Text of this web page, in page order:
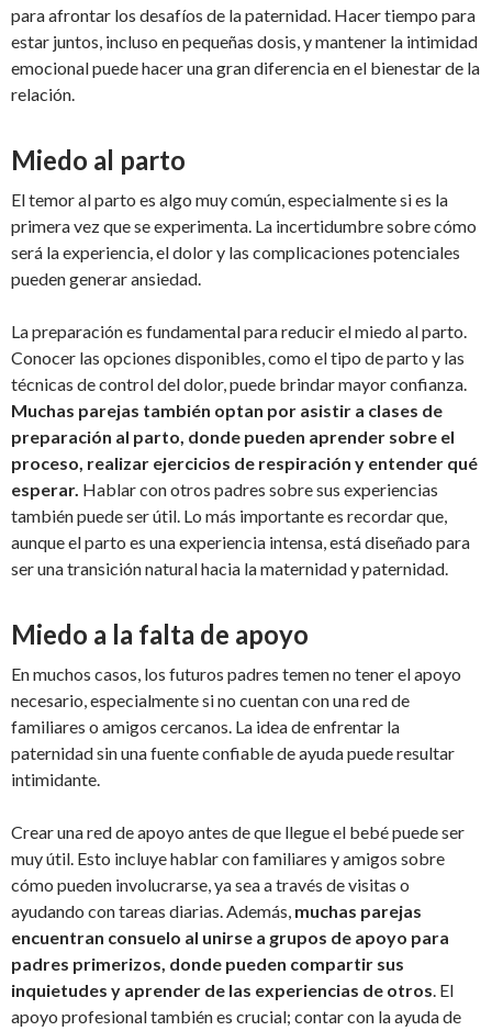
para afrontar los desafíos de la paternidad. Hacer tiempo para
estar juntos, incluso en pequeñas dosis, y mantener la intimidad
emocional puede hacer una gran diferencia en el bienestar de la
relación.
Miedo al parto
El temor al parto es algo muy común, especialmente si es la
primera vez que se experimenta. La incertidumbre sobre cómo
será la experiencia, el dolor y las complicaciones potenciales
pueden generar ansiedad.
La preparación es fundamental para reducir el miedo al parto.
Conocer las opciones disponibles, como el tipo de parto y las
técnicas de control del dolor, puede brindar mayor confianza.
Muchas parejas también optan por asistir a clases de
preparación al parto, donde pueden aprender sobre el
proceso, realizar ejercicios de respiración y entender qué
esperar. Hablar con otros padres sobre sus experiencias
también puede ser útil. Lo más importante es recordar que,
aunque el parto es una experiencia intensa, está diseñado para
ser una transición natural hacia la maternidad y paternidad.
Miedo a la falta de apoyo
En muchos casos, los futuros padres temen no tener el apoyo
necesario, especialmente si no cuentan con una red de
familiares o amigos cercanos. La idea de enfrentar la
paternidad sin una fuente confiable de ayuda puede resultar
intimidante.
Crear una red de apoyo antes de que llegue el bebé puede ser
muy útil. Esto incluye hablar con familiares y amigos sobre
cómo pueden involucrarse, ya sea a través de visitas o
ayudando con tareas diarias. Además, muchas parejas
encuentran consuelo al unirse a grupos de apoyo para
padres primerizos, donde pueden compartir sus
inquietudes y aprender de las experiencias de otros . El
apoyo profesional también es crucial; contar con la ayuda de